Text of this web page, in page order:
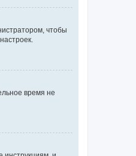
чтобы
время не